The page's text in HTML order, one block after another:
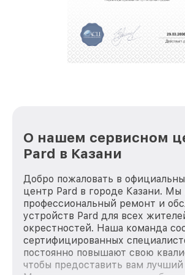
репутацию. Мы постоянно
стараемся каждый день делать
О нашем сервисном
Pard в Казани
Добро пожаловать в
центр Pard в городе Казани. Мы
профессиональный ремонт и
устройств Pard для всех
окрестностей. Наша команда
сертифицированных
постоянно повышают свою
чтобы предоставить вам лучший